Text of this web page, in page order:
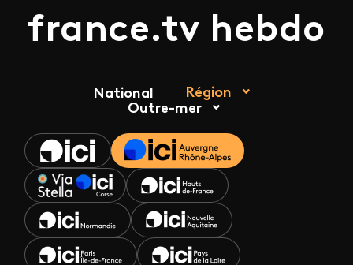
france.tv hebdo
National
Région
Outre-mer